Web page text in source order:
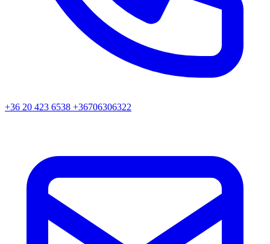
+36 20 423 6538 +36706306322